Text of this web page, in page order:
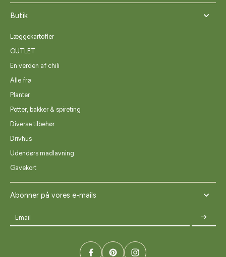
Butik
Læggekartofler
OUTLET
En verden af chili
Alle frø
Planter
Potter, bakker & spireting
Diverse tilbehør
Drivhus
Udendørs madlavning
Gavekort
Abonner på vores e-mails
Email